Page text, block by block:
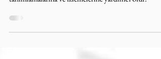
işletmelerin ürünleri benzersiz kodlarla
tanımlamalarına ve izlemelerine yardımcı olur.